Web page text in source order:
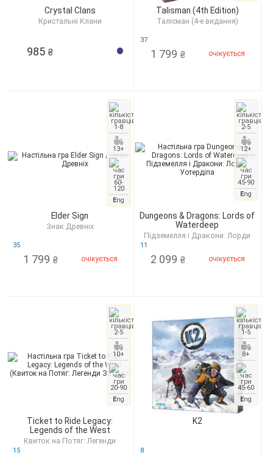
Crystal Clans
Кристальні Клани
985 ₴
Talisman (4th Edition)
Талісман (4-е видання)
37
1 799 ₴ очікується
Elder Sign
Знак Древніх
1-8
13+
60-
120
Eng
35
1 799 ₴ очікується
Dungeons & Dragons: Lords of
Waterdeep
Підземелля і Дракони: Лорди
2-5
12+
45-90
Eng
11
2 099 ₴ очікується
Ticket to Ride Legacy:
Legends of the West
Квиток на Потяг: Легенди
2-5
10+
20-90
Eng
15
K2
1-5
8+
45-60
Eng
8